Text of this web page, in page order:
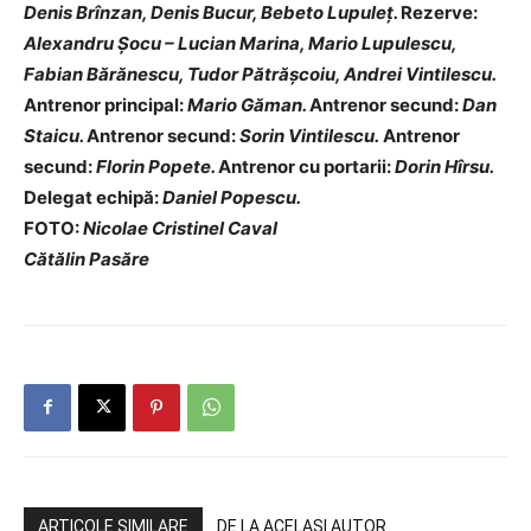
Denis Brînzan, Denis Bucur, Bebeto Lupuleț. Rezerve:
Alexandru Șocu – Lucian Marina, Mario Lupulescu,
Fabian Bărănescu, Tudor Pătrășcoiu, Andrei Vintilescu.
Antrenor principal:Mario Găman.Antrenor secund:Dan
Staicu.Antrenor secund:Sorin Vintilescu. Antrenor
secund:Florin Popete.Antrenor cu portarii:Dorin Hîrsu.
Delegat echipă:Daniel Popescu.
FOTO:Nicolae Cristinel Caval
Cătălin Pasăre
ARTICOLE SIMILARE DE LA ACELAȘI AUTOR